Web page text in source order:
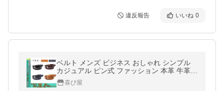
違反報告 いいね 0
ベルト メンズ ビジネス おしゃれ シンプル
カジュアル ピン式 ファッション 本革 牛革
（PUコーティング） レザー バックル ロン
グ ゴルフ
喜び屋